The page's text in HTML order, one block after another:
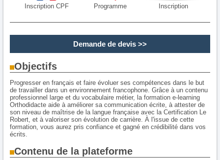
Inscription CPF Programme Inscription
Demande de devis >>
Objectifs
Progresser en français et faire évoluer ses compétences dans le but
de travailler dans un environnement francophone. Grâce à un contenu
professionnel large et du vocabulaire métier, la formation e-learning
Orthodidacte aide à améliorer sa communication écrite, à attester de
son niveau de maîtrise de la langue française avec la Certification Le
Robert, et à valoriser son évolution de carrière. À l'issue de cette
formation, vous aurez pris confiance et gagné en crédibilité dans vos
écrits.
Contenu de la plateforme